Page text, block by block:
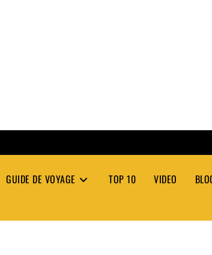
GUIDE DE VOYAGE TOP 10 VIDEO